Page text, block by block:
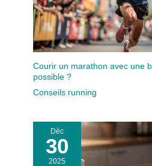
Courir un marathon avec une
possible ?
Conseils running
Déc
30
2025